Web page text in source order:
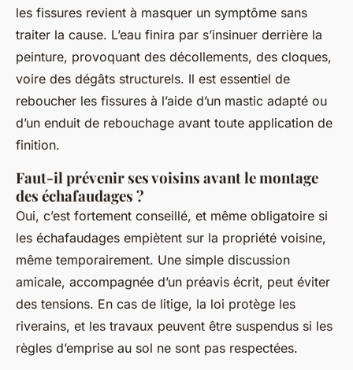
les fissures revient à masquer un symptôme sans
traiter la cause. L’eau finira par s’insinuer derrière la
peinture, provoquant des décollements, des cloques,
voire des dégâts structurels. Il est essentiel de
reboucher les fissures à l’aide d’un mastic adapté ou
d’un enduit de rebouchage avant toute application de
finition.
Faut-il prévenir ses voisins avant le montage
des échafaudages ?
Oui, c’est fortement conseillé, et même obligatoire si
les échafaudages empiètent sur la propriété voisine,
même temporairement. Une simple discussion
amicale, accompagnée d’un préavis écrit, peut éviter
des tensions. En cas de litige, la loi protège les
riverains, et les travaux peuvent être suspendus si les
règles d’emprise au sol ne sont pas respectées.